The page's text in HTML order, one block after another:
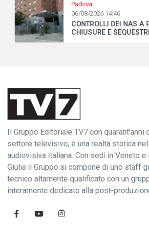
Padova
06/08/2026 14:46
CONTROLLI DEI NAS A
CHIUSURE E SEQUESTRI
Il Gruppo Editoriale TV7 con quarant'anni
settore televisivo, è una realtà storica
audiovisiva italiana. Con sedi in Veneto e
Giulia il Gruppo si compone di uno staff
tecnico altamente qualificato con un
interamente dedicato alla post-